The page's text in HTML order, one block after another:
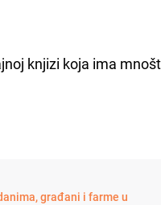
knjizi koja ima
građani i farme u